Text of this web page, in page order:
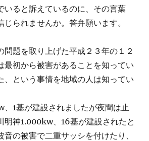
いると訴えているのに、その言葉
じられませんか。答弁願います。
問題を取り上げた平成２３年の１２
最初から被害があることを知ってい
、という事情を地域の人は知ってい
1基が建設されましたが夜間は止
明神1.000kw、16基が建設されたと
音の被害で二重サッシを付けたり、